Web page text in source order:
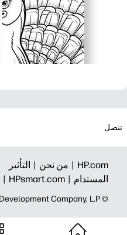
تنصل
HP.com | من نحن | التأثير
المستدام | HPsmart.com |
© Copyright 2026 HP Development Company, L.P.